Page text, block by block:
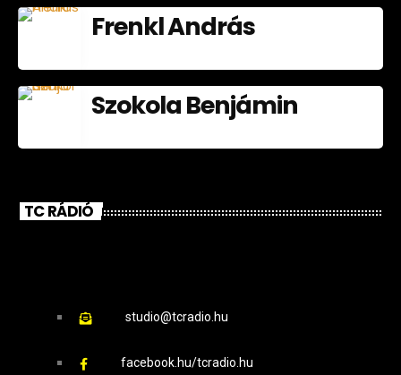
Frenkl András
Szokola Benjámin
TC RÁDIÓ
studio@tcradio.hu
facebook.hu/tcradio.hu